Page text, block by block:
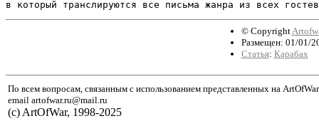
© Copyright
Размещен: 01/01/
Статья: Карабах
По всем вопросам, связанным с использованием представленных на
email artofwar.ru@mail.ru
(с) ArtOfWar, 1998-2025